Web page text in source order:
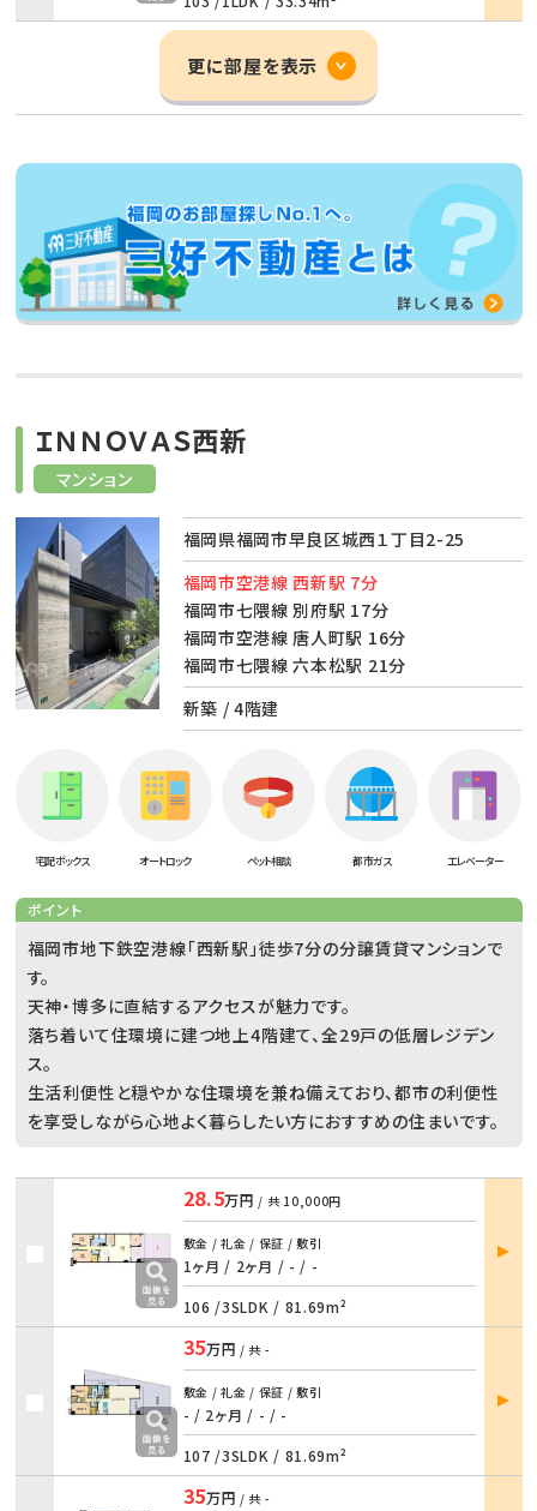
更に部屋を表示
マンション
ＩＮＮＯＶＡＳ西新
福岡県福岡市早良区城西１丁目2-25
福岡市空港線 西新駅 7分
福岡市七隈線 別府駅 17分
福岡市空港線 唐人町駅 16分
福岡市七隈線 六本松駅 21分
新築 / 4階建
宅配ボックス オートロック ペット相談 都市ガス エレベーター
ポイント
福岡市地下鉄空港線「西新駅」徒歩7分の分譲賃貸マンションで
す。
天神・博多に直結するアクセスが魅力です。
落ち着いて住環境に建つ地上4階建て、全29戸の低層レジデン
ス。
生活利便性と穏やかな住環境を兼ね備えており、都市の利便性
を享受しながら心地よく暮らしたい方におすすめの住まいです。
28.5万円 / 共 10,000円
敷金 / 礼金 / 保証 / 敷引
1ヶ月 / 2ヶ月 / - / -
106 /3SLDK / 81.69m²
部屋
詳細
35万円 / 共 -
敷金 / 礼金 / 保証 / 敷引
- / 2ヶ月 / - / -
107 /3SLDK / 81.69m²
部屋
詳細
35万円 / 共 -